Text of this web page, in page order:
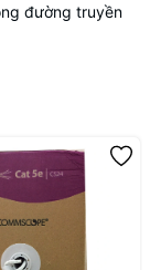
đường truyền